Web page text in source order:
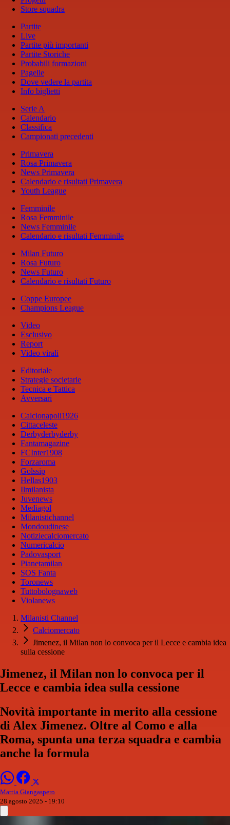
Store squadra
Partite
Live
Partite più importanti
Partite Storiche
Probabili formazioni
Pagelle
Dove vedere la partita
Info biglietti
Serie A
Calendario
Classifica
Campionati precedenti
Primavera
Rosa Primavera
News Primavera
Calendario e risultati Primavera
Youth League
Femminile
Rosa Femminile
News Femminile
Calendario e risultati Femminile
Milan Futuro
Rosa Futuro
News Futuro
Calendario e risultati Futuro
Coppe Europee
Champions League
Video
Esclusivo
Report
Video virali
Editoriale
Strategie societarie
Tecnica e Tattica
Avversari
Calcionapoli1926
Cittaceleste
Derbyderbyderby
Fantamagazine
FCInter1908
Forzaroma
Golssip
Hellas1903
Ilmilanista
Juvenews
Mediagol
Milanistichannel
Mondoudinese
Notiziecalciomercato
Numericalcio
Padovasport
Pianetamilan
SOS Fanta
Toronews
Tuttobolognaweb
Violanews
Milanisti Channel
Calciomercato
Jimenez, il Milan non lo convoca per il Lecce e cambia idea
sulla cessione
Jimenez, il Milan non lo convoca per il
Lecce e cambia idea sulla cessione
Novità importante in merito alla cessione
di Alex Jimenez. Oltre al Como e alla
Roma, spunta una terza squadra e cambia
anche la formula
Mattia Giangaspero
28 agosto 2025 - 19:10